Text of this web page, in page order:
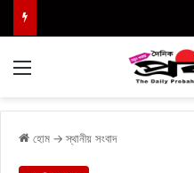
হোম → স্থানীয় সংবাদ